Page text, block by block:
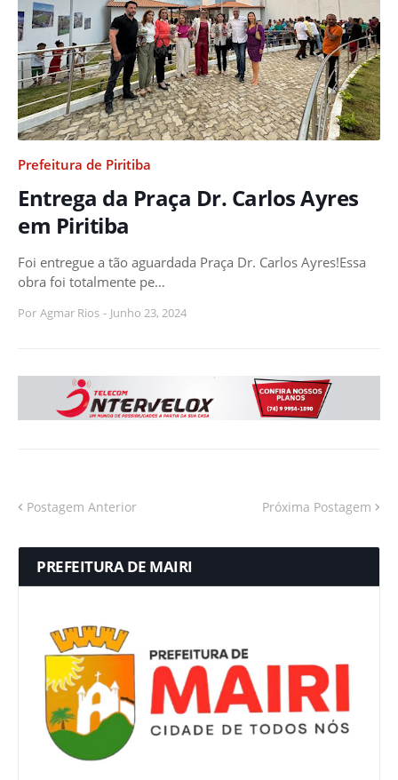
Prefeitura de Piritiba
Entrega da Praça Dr. Carlos Ayres
em Piritiba
Foi entregue a tão aguardada Praça Dr. Carlos Ayres!Essa
obra foi totalmente pe…
Por Agmar Rios - Junho 23, 2024
Postagem Anterior Próxima Postagem
PREFEITURA DE MAIRI